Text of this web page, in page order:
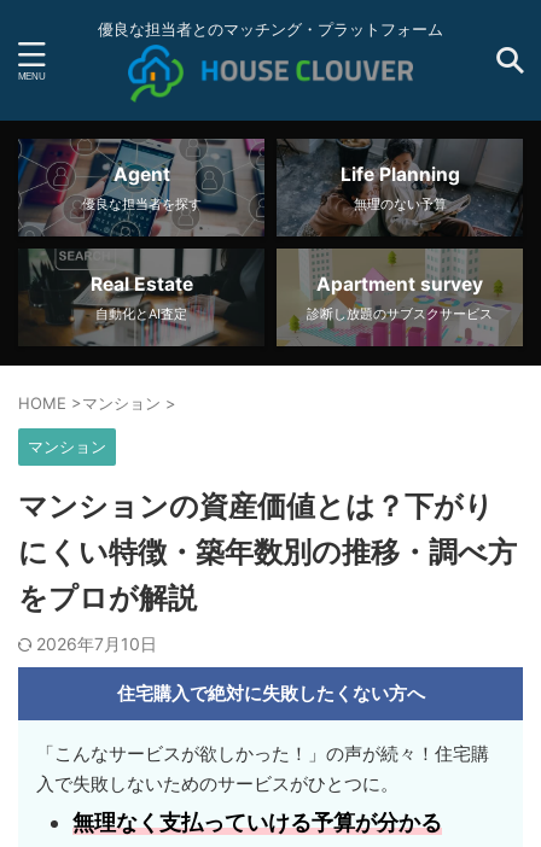
優良な担当者とのマッチング・プラットフォーム
Agent
優良な担当者を探す
Life Planning
無理のない予算
Real Estate
自動化とAI査定
Apartment survey
診断し放題のサブスクサービス
HOME >マンション >
マンション
マンションの資産価値とは？下がり
にくい特徴・築年数別の推移・調べ方
をプロが解説
2026年7月10日
住宅購入で絶対に失敗したくない方へ
「こんなサービスが欲しかった！」の声が続々！住宅購
入で失敗しないためのサービスがひとつに。
無理なく支払っていける予算が分かる